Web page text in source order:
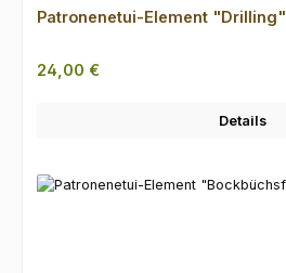
Patronenetui-Element "Drilling"
Regulärer Preis:
24,00 €
Details